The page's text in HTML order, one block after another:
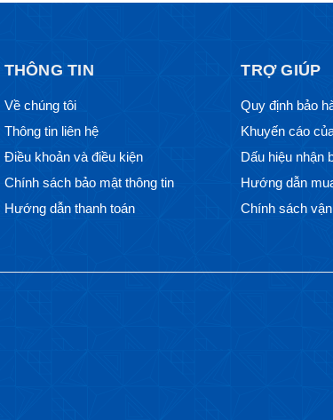
THÔNG TIN
Về chúng tôi
Thông tin liên hệ
Điều khoản và điều kiện
Chính sách bảo mật thông tin
Hướng dẫn thanh toán
TRỢ GIÚP
Quy định bảo
Khuyến cáo
Dấu hiệu nhận
Hướng dẫn
Chính sách